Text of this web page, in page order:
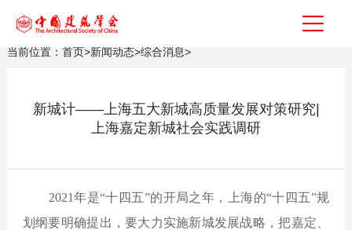
当前位置： 首页>新闻动态>综合消息>
新城计——上海五大新城高质量发展对策研究|
上海嘉定新城社会实践调研
2021年是“十四五”的开局之年，上海的“十四五”规
划纲要明确提出，要大力实施新城发展战略，把嘉定、